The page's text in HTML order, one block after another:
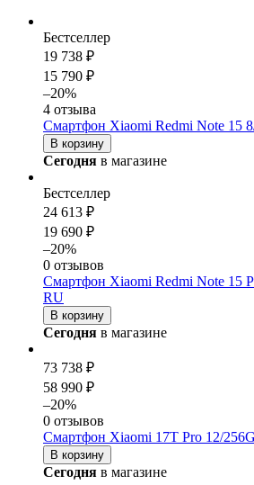
Бестселлер
19 738 ₽
15 790 ₽
–20%
4 отзыва
Смартфон Xiaomi Redmi Note 15
В корзину
Сегодня в магазине
Бестселлер
24 613 ₽
19 690 ₽
–20%
0 отзывов
Смартфон Xiaomi Redmi Note 15
RU
В корзину
Сегодня в магазине
73 738 ₽
58 990 ₽
–20%
0 отзывов
Смартфон Xiaomi 17T Pro 12/
В корзину
Сегодня в магазине